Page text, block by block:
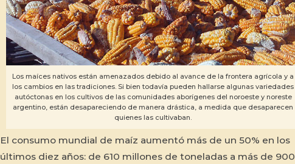
Los maíces nativos están amenazados debido al avance de la frontera agrícola y a
los cambios en las tradiciones. Si bien todavía pueden hallarse algunas variedades
autóctonas en los cultivos de las comunidades aborígenes del noroeste y noreste
argentino, están desapareciendo de manera drástica, a medida que desaparecen
quienes las cultivaban.
El consumo mundial de maíz aumentó más de un 50% en los
últimos diez años: de 610 millones de toneladas a más de 900